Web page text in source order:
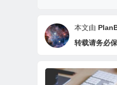
本文由
转载请务必